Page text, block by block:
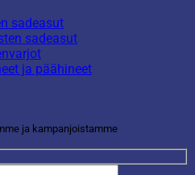
sadeasut
sadeasut
ja päähineet
ja kampanjoistamme